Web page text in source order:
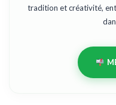
tradition et créativité,